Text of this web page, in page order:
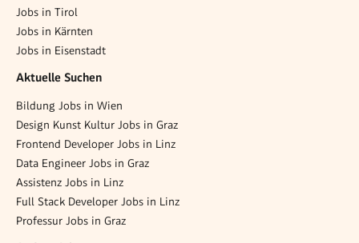
Jobs in Tirol
Jobs in Kärnten
Jobs in Eisenstadt
Aktuelle Suchen
Bildung Jobs in Wien
Design Kunst Kultur Jobs in Graz
Frontend Developer Jobs in Linz
Data Engineer Jobs in Graz
Assistenz Jobs in Linz
Full Stack Developer Jobs in Linz
Professur Jobs in Graz